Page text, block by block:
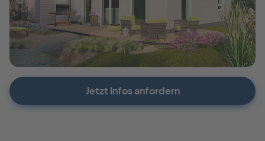
Jetzt Infos anfordern